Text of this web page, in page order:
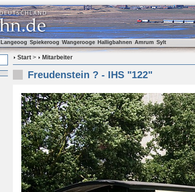
Langeoog Spiekeroog Wangerooge Halligbahnen Amrum Sylt
Start > Mitarbeiter
Freudenstein ? - IHS "122"